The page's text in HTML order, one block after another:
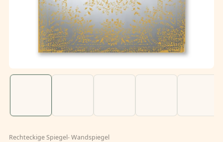
Rechteckige Spiegel-Wandspiegel